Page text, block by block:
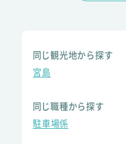
同じ観光地から探す
宮島
同じ職種から探す
駐車場係